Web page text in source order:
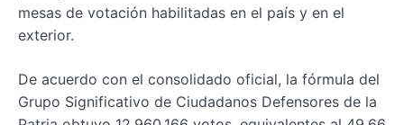
mesas de votación habilitadas en el país y en el
exterior.
De acuerdo con el consolidado oficial, la fórmula del
Grupo Significativo de Ciudadanos Defensores de la